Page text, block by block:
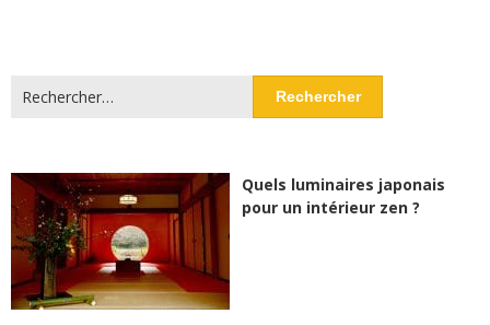
Rechercher :
Quels luminaires japonais
pour un intérieur zen ?